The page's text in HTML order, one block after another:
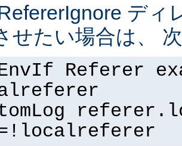
ディ
せたい場合は、
Referer